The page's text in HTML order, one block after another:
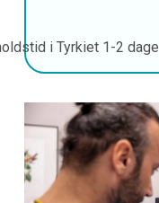
i Tyrkiet 1-2 dage